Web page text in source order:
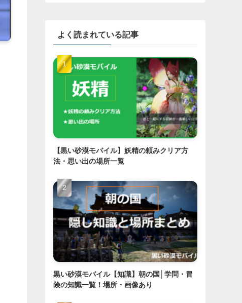
よく読まれている記事
【黒い砂漠モバイル】妖精の頼みクリア方
法・思い出の場所一覧
黒い砂漠モバイル【知識】朝の国│学問・冒
険の知識一覧！場所・画像あり